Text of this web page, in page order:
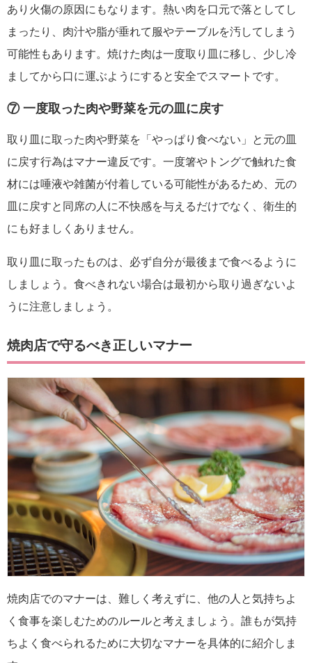
あり火傷の原因にもなります。熱い肉を口元で落としてし
まったり、肉汁や脂が垂れて服やテーブルを汚してしまう
可能性もあります。焼けた肉は一度取り皿に移し、少し冷
ましてから口に運ぶようにすると安全でスマートです。
⑦ 一度取った肉や野菜を元の皿に戻す
取り皿に取った肉や野菜を「やっぱり食べない」と元の皿
に戻す行為はマナー違反です。一度箸やトングで触れた食
材には唾液や雑菌が付着している可能性があるため、元の
皿に戻すと同席の人に不快感を与えるだけでなく、衛生的
にも好ましくありません。
取り皿に取ったものは、必ず自分が最後まで食べるように
しましょう。食べきれない場合は最初から取り過ぎないよ
うに注意しましょう。
焼肉店で守るべき正しいマナー
焼肉店でのマナーは、難しく考えずに、他の人と気持ちよ
く食事を楽しむためのルールと考えましょう。誰もが気持
ちよく食べられるために大切なマナーを具体的に紹介しま